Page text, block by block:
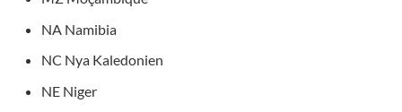
NA Namibia
NC Nya Kaledonien
NE Niger